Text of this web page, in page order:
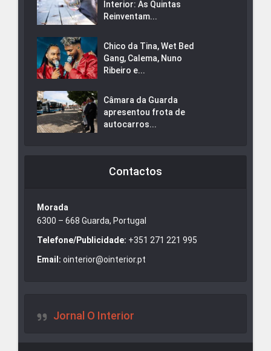
Interior: As Quintas
Reinventam...
Chico da Tina, Wet Bed
Gang, Calema, Nuno
Ribeiro e...
Câmara da Guarda
apresentou frota de
autocarros...
Contactos
Morada
6300 – 668 Guarda, Portugal
Telefone/Publicidade: +351 271 221 995
Email: ointerior@ointerior.pt
Jornal O Interior